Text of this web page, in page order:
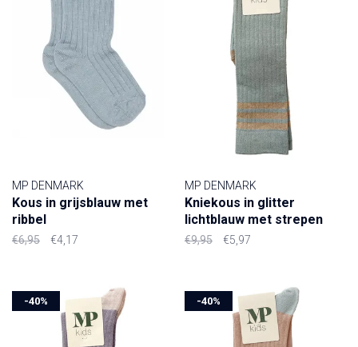
MP DENMARK
Kous in grijsblauw met
ribbel
€6,95 €4,17
MP DENMARK
Kniekous in glitter
lichtblauw met strepen
€9,95 €5,97
-40% -40%